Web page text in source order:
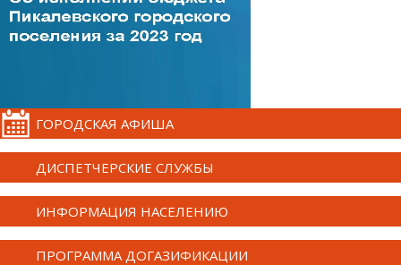
ГОРОДСКАЯ АФИША
ДИСПЕТЧЕРСКИЕ СЛУЖБЫ
ИНФОРМАЦИЯ НАСЕЛЕНИЮ
ПРОГРАММА ДОГАЗИФИКАЦИИ